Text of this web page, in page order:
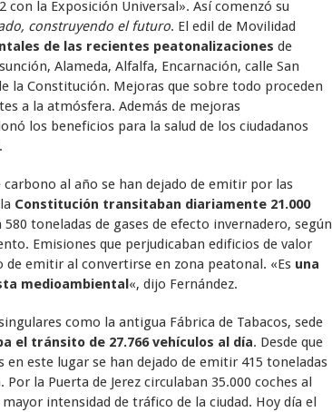
con la Exposición Universal». Así comenzó su
construyendo el futuro. El edil de Movilidad
de las recientes peatonalizaciones de
Alameda, Alfalfa, Encarnación, calle San
la Constitución. Mejoras que sobre todo proceden
a la atmósfera. Además de mejoras
los beneficios para la salud de los ciudadanos
carbono al año se han dejado de emitir por las
Constitución transitaban diariamente 21.000
toneladas de gases de efecto invernadero, según
Emisiones que perjudicaban edificios de valor
de emitir al convertirse en zona peatonal. «Es una
medioambiental«, dijo Fernández.
como la antigua Fábrica de Tabacos, sede
el tránsito de 27.766 vehículos al día. Desde que
este lugar se han dejado de emitir 415 toneladas
la Puerta de Jerez circulaban 35.000 coches al
intensidad de tráfico de la ciudad. Hoy día el